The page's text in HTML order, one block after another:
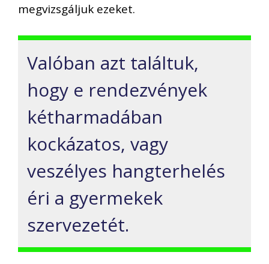
megvizsgáljuk ezeket.
Valóban azt találtuk,
hogy e rendezvények
kétharmadában
kockázatos, vagy
veszélyes hangterhelés
éri a gyermekek
szervezetét.